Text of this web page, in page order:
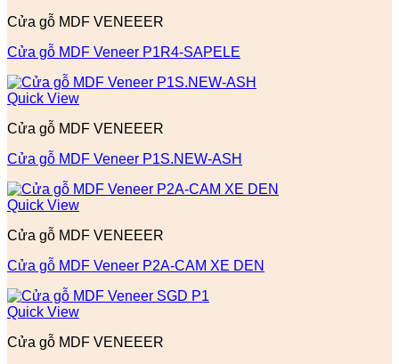
Cửa gỗ MDF VENEEER
Cửa gỗ MDF Veneer P1R4-SAPELE
Quick View
Cửa gỗ MDF VENEEER
Cửa gỗ MDF Veneer P1S.NEW-ASH
Quick View
Cửa gỗ MDF VENEEER
Cửa gỗ MDF Veneer P2A-CAM XE DEN
Quick View
Cửa gỗ MDF VENEEER